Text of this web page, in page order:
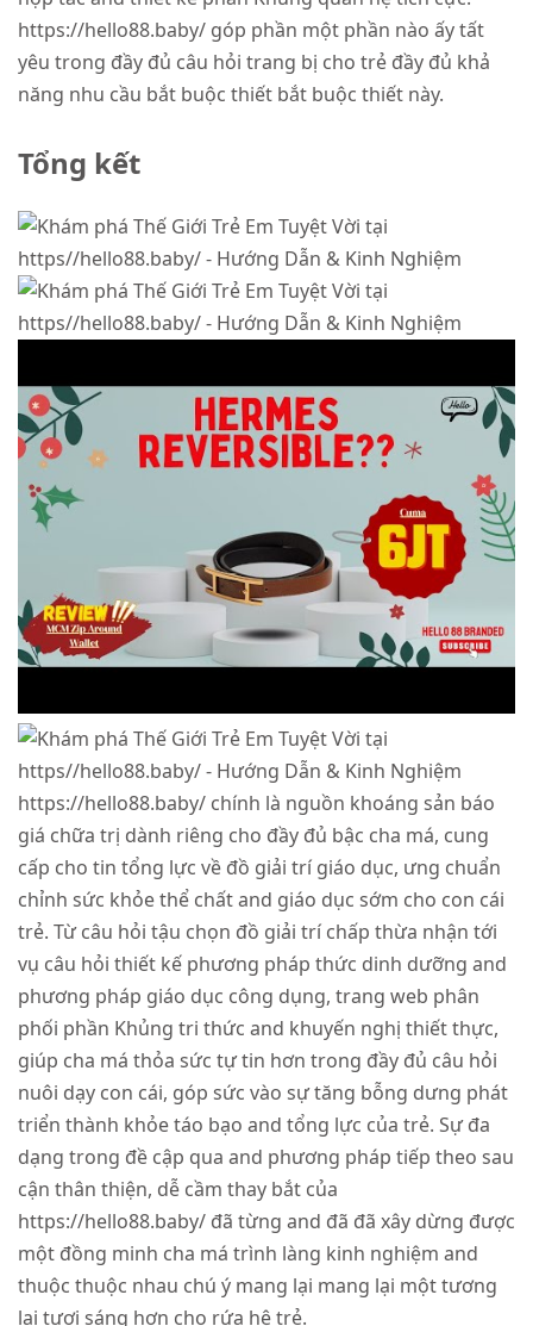
https://hello88.baby/ góp phần một phần nào ấy tất
yêu trong đầy đủ câu hỏi trang bị cho trẻ đầy đủ khả
năng nhu cầu bắt buộc thiết bắt buộc thiết này.
Tổng kết
https://hello88.baby/ chính là nguồn khoáng sản báo
giá chữa trị dành riêng cho đầy đủ bậc cha má, cung
cấp cho tin tổng lực về đồ giải trí giáo dục, ưng chuẩn
chỉnh sức khỏe thể chất and giáo dục sớm cho con cái
trẻ. Từ câu hỏi tậu chọn đồ giải trí chấp thừa nhận tới
vụ câu hỏi thiết kế phương pháp thức dinh dưỡng and
phương pháp giáo dục công dụng, trang web phân
phối phần Khủng tri thức and khuyến nghị thiết thực,
giúp cha má thỏa sức tự tin hơn trong đầy đủ câu hỏi
nuôi dạy con cái, góp sức vào sự tăng bỗng dưng phát
triển thành khỏe táo bạo and tổng lực của trẻ. Sự đa
dạng trong đề cập qua and phương pháp tiếp theo sau
cận thân thiện, dễ cầm thay bắt của
https://hello88.baby/ đã từng and đã đã xây dừng được
một đồng minh cha má trình làng kinh nghiệm and
thuộc thuộc nhau chú ý mang lại mang lại một tương
lai tươi sáng hơn cho rứa hệ trẻ.